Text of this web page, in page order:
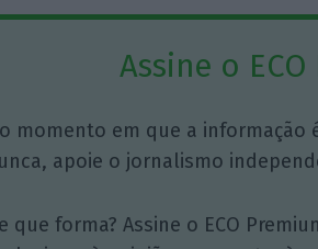
Assine o
momento em que a informação
apoie o jornalismo
que forma? Assine o ECO